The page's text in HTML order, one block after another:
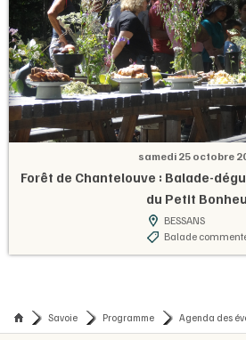
samedi 25 octobre
Forêt de Chantelouve : Balade-
du Petit
BESSANS
Balade
Savoie Programme Agenda des